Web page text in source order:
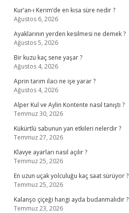
Kur’an-ı Kerim’de en kısa süre nedir ?
Ağustos 6, 2026
Ayaklarının yerden kesilmesi ne demek ?
Ağustos 5, 2026
Bir kuzu kaç sene yaşar ?
Ağustos 4, 2026
Aprin tarım ilacı ne işe yarar ?
Ağustos 4, 2026
Alper Kul ve Aylin Kontente nasıl tanıştı ?
Temmuz 30, 2026
Kükürtlü sabunun yan etkileri nelerdir ?
Temmuz 27, 2026
Klavye ayarları nasıl açılır ?
Temmuz 25, 2026
En uzun uçak yolculuğu kaç saat sürüyor ?
Temmuz 25, 2026
Kalanşo çiçeği hangi ayda budanmalıdır ?
Temmuz 23, 2026